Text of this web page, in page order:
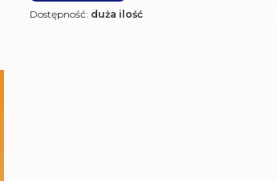
Dostępność: duża ilość